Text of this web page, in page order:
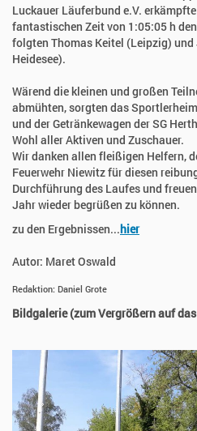
Luckauer Läuferbund e.V.
fantastischen Zeit von 1:05:05 h
folgten Thomas Keitel (Leipzig)
Heidesee).
Wärend die kleinen und großen
abmühten, sorgten das
und der Getränkewagen der SG
Wohl aller Aktiven und Zuschauer.
Wir danken allen fleißigen Helfern,
Feuerwehr Niewitz für diesen
Durchführung des Laufes und
Jahr wieder begrüßen zu können.
zu den Ergebnissen...hier
Autor: Maret Oswald
Redaktion: Daniel Grote
Bildgalerie (zum Vergrößern auf